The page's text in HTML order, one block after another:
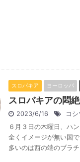
スロバキア ヨーロッパ
スロバキアの悶
2023/6/16 コシ
６月３日の木曜日、ハ
全くイメージが無い国
多いのは西の端のブラ